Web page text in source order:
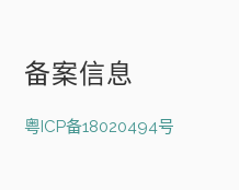
备案信息
粤ICP备18020494号